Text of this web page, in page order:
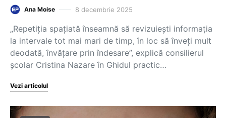
Ana Moise 8 decembrie 2025
„Repetiția spațiată înseamnă să revizuiești informația
la intervale tot mai mari de timp, în loc să înveți mult
deodată, învățare prin îndesare”, explică consilierul
școlar Cristina Nazare în Ghidul practic…
Vezi articolul